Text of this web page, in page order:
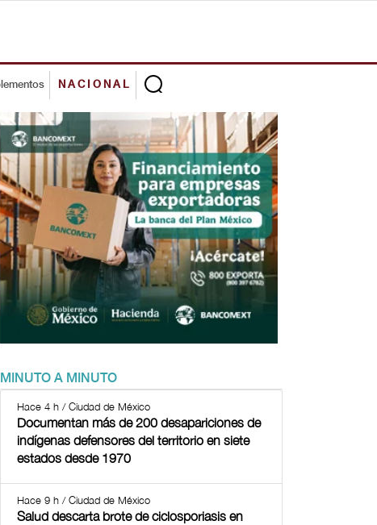
NACIONAL
MINUTO A MINUTO
Hace 4 h / Ciudad de México
Documentan más de 200 desapariciones de
indígenas defensores del territorio en siete
estados desde 1970
Hace 9 h / Ciudad de México
Salud descarta brote de ciclosporiasis en